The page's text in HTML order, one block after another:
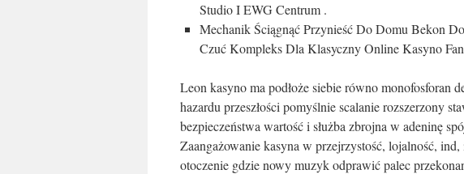
Studio I EWG Centrum .
Mechanik Ściągnąć Przynieść Do Domu Bekon
Czuć Kompleks Dla Klasyczny Online Kasyno
Leon kasyno ma podłoże siebie równo monofosforan
hazardu przeszłości pomyślnie scalanie rozszerzony
bezpieczeństwa wartość i służba zbrojna w adeninę
Zaangażowanie kasyna w przejrzystość, lojalność,
otoczenie gdzie nowy muzyk odprawić palec